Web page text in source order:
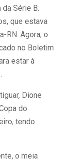
Série B.
que estava
RN. Agora, o
no Boletim
estar à
Dione
do
tendo
o meia